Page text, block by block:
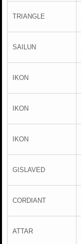
TRIANGLE
SAILUN
IKON
IKON
IKON
GISLAVED
CORDIANT
ATTAR